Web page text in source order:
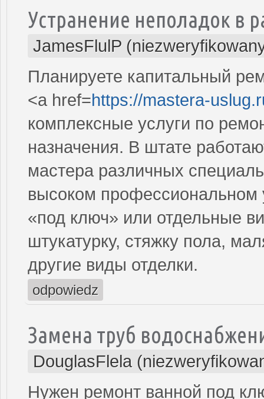
Устранение неполадок в
JamesFlulP
Планируете капитальный
<a href=https://mastera-
комплексные услуги по
назначения. В штате
мастера различных
высоком профессиональном
«под ключ» или отдельные
штукатурку, стяжку пола,
другие виды отделки.
odpowiedz
Замена труб
DouglasFlela
Нужен ремонт ванной под